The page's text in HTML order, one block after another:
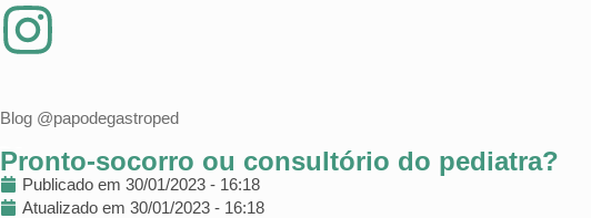
Blog @papodegastroped
Pronto-socorro ou consultório do pediatra?
Publicado em 30/01/2023 - 16:18
Atualizado em 30/01/2023 - 16:18